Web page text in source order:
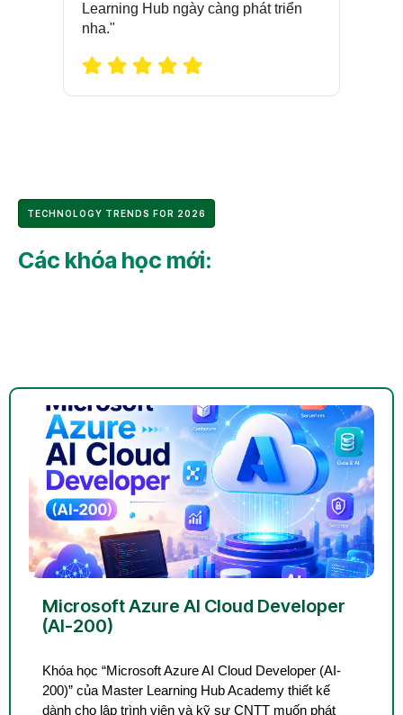
Learning Hub ngày càng phát triển
nha."
TECHNOLOGY TRENDS FOR 2026
Các khóa học mới:
Microsoft Azure AI Cloud Developer
(AI-200)
Khóa học “Microsoft Azure AI Cloud Developer (AI-
200)” của Master Learning Hub Academy thiết kế
dành cho lập trình viên và kỹ sư CNTT muốn phát